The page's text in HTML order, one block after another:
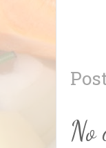
No